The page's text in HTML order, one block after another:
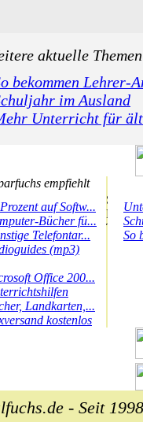
aktuelle
bekommen Lehrer-
im Ausland
Unterricht für
empfiehlt
auf Softw...
Bücher fü...
Telefontar...
(mp3)
Office 200...
Landkarten,...
kostenlos
So
- Seit